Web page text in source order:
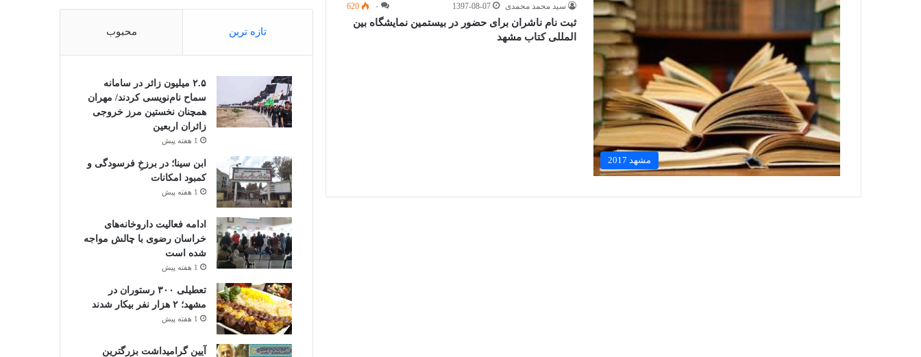
مشهد 2017
سید محمد محمدی 1397-08-07 ۰ 620
ثبت نام ناشران برای حضور در بیستمین نمایشگاه بین
المللی کتاب مشهد
تازه ترین محبوب
۲.۵ میلیون زائر در سامانه
سماح نام‌نویسی کردند/ مهران
همچنان نخستین مرز خروجی
زائران اربعین
1 هفته پیش
ابن سینا؛ در برزخِ فرسودگی و
کمبود امکانات
1 هفته پیش
ادامه فعالیت داروخانه‌های
خراسان رضوی با چالش مواجه
شده است
1 هفته پیش
تعطیلی ۳۰۰ رستوران در
مشهد؛ ۲ هزار نفر بیکار شدند
1 هفته پیش
آیین گرامیداشت بزرگترین